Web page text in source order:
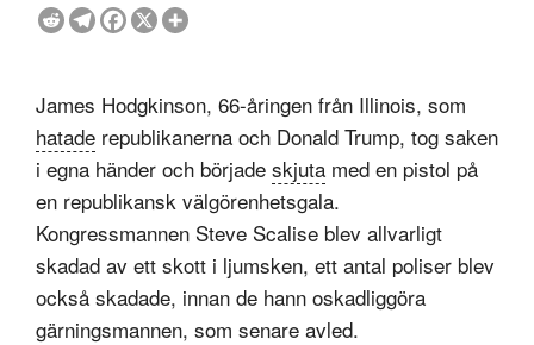
James Hodgkinson, 66-åringen från Illinois, som
hatade republikanerna och Donald Trump, tog saken
i egna händer och började skjuta med en pistol på
en republikansk välgörenhetsgala.
Kongressmannen Steve Scalise blev allvarligt
skadad av ett skott i ljumsken, ett antal poliser blev
också skadade, innan de hann oskadliggöra
gärningsmannen, som senare avled.